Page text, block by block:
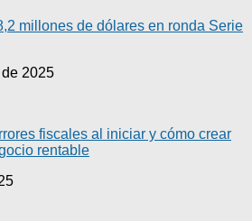
millones de dólares en ronda Serie
2025
fiscales al iniciar y cómo crear
rentable